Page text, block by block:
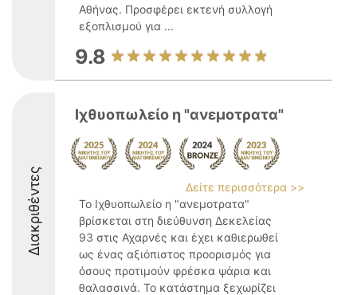
Αθήνας. Προσφέρει εκτενή συλλογή
εξοπλισμού για ...
9.8
Διακριθέντες
Ιχθυοπωλείο η "ανεμοτρατα"
Δείτε περισσότερα >>
Το Ιχθυοπωλείο η "ανεμοτρατα"
βρίσκεται στη διεύθυνση Δεκελείας
93 στις Αχαρνές και έχει καθιερωθεί
ως ένας αξιόπιστος προορισμός για
όσους προτιμούν φρέσκα ψάρια και
θαλασσινά. Το κατάστημα ξεχωρίζει